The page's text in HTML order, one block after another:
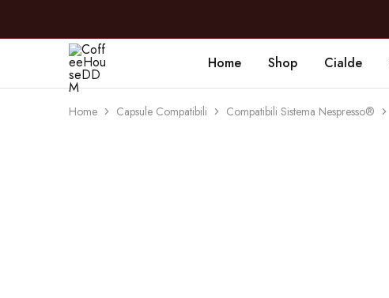
CoffeeHouseDDM
Caffè
a
Marano
Home Shop Cialde
Home Capsule Compatibili Compatibili Sistema Nespresso®